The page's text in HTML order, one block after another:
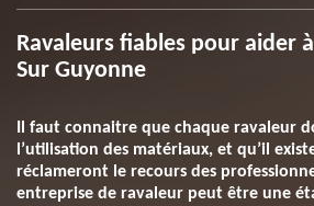
Ravaleurs fiables pour aider
Sur Guyonne
Il faut connaitre que chaque ravaleur
l’utilisation des matériaux, et qu’il
réclameront le recours des
entreprise de ravaleur peut être une